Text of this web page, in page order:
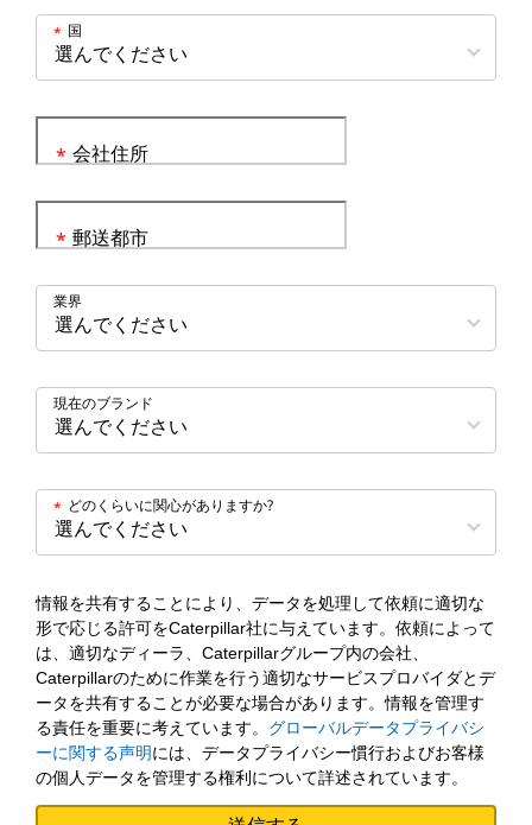
国
*
会社住所
*
郵送都市
*
業界
現在のブランド
どのくらいに関心がありますか?
*
情報を共有することにより、データを処理して依頼に適切な
形で応じる許可をCaterpillar社に与えています。依頼によって
は、適切なディーラ、Caterpillarグループ内の会社、
Caterpillarのために作業を行う適切なサービスプロバイダとデ
ータを共有することが必要な場合があります。情報を管理す
る責任を重要に考えています。 グローバルデータプライバシ
ーに関する声明には、データプライバシー慣行およびお客様
の個人データを管理する権利について詳述されています。